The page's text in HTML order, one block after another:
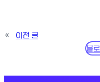
«
이전 글
블